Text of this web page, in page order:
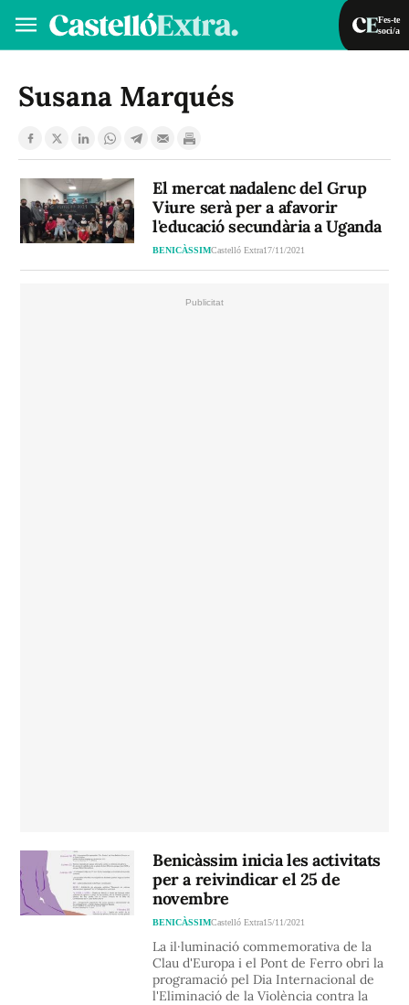
Fes-te
soci/a
VA
Susana Marqués
El mercat nadalenc del Grup
Viure serà per a afavorir
l'educació secundària a Uganda
BENICÀSSIMCastelló Extra17/11/2021
Benicàssim inicia les activitats
per a reivindicar el 25 de
novembre
BENICÀSSIMCastelló Extra15/11/2021
La il·luminació commemorativa de la
Clau d'Europa i el Pont de Ferro obri la
programació pel Dia Internacional de
l'Eliminació de la Violència contra la